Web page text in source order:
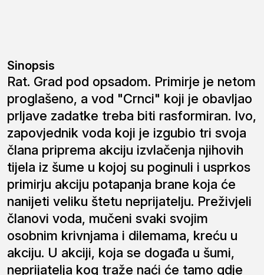
Sinopsis
Rat. Grad pod opsadom. Primirje je netom
proglašeno, a vod "Crnci" koji je obavljao
prljave zadatke treba biti rasformiran. Ivo,
zapovjednik voda koji je izgubio tri svoja
člana priprema akciju izvlačenja njihovih
tijela iz šume u kojoj su poginuli i usprkos
primirju akciju potapanja brane koja će
nanijeti veliku štetu neprijatelju. Preživjeli
članovi voda, mučeni svaki svojim
osobnim krivnjama i dilemama, kreću u
akciju. U akciji, koja se događa u šumi,
neprijatelja kog traže naći će tamo gdje